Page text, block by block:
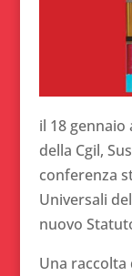
il 18 gennaio
della Cgil,
conferenza
Universali
nuovo
Una